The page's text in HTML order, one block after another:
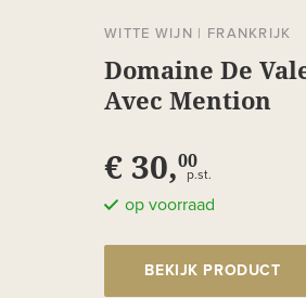
WITTE WIJN | FRANKRIJK
Domaine De
Avec Mention
€ 30,00
p.st.
op voorraad
BEKIJK PRODUCT